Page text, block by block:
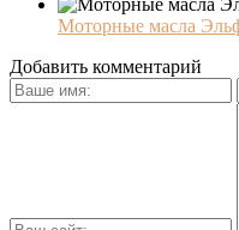
Моторные масла
Добавить комментарий